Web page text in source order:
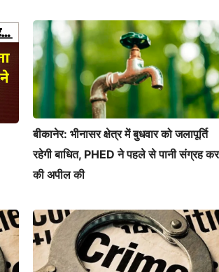
बीकानेर: भीनासर क्षेत्र में बुधवार को जलापूर्ति
रहेगी बाधित, PHED ने पहले से पानी संग्रह
की अपील की